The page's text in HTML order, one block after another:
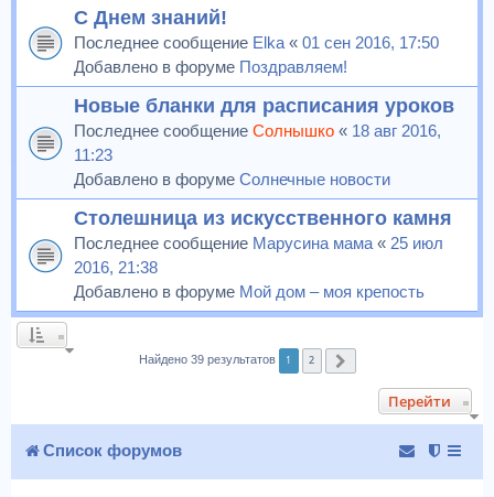
С Днем знаний!
Последнее сообщение Elka « 01 сен 2016, 17:50
Добавлено в форуме Поздравляем!
Новые бланки для расписания уроков
Последнее сообщение Солнышко « 18 авг 2016,
11:23
Добавлено в форуме Солнечные новости
Столешница из искусственного камня
Последнее сообщение Марусина мама « 25 июл
2016, 21:38
Добавлено в форуме Мой дом – моя крепость
Найдено 39 результатов 1 2
Перейти
Список форумов